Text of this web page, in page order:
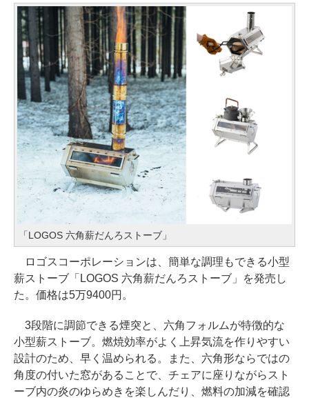
「LOGOS 六角薪だんろストーブ」
ロゴスコーポレーションは、簡単な調理もできる小型
薪ストーブ「LOGOS 六角薪だんろストーブ」を発売し
た。価格は5万9400円。
3段階に調節できる煙突と、六角フォルムが特徴的な
小型薪ストーブ。燃焼効率がよく上昇気流を作りやすい
設計のため、早く温められる。また、六角形ならではの
角度の付いた窓があることで、チェアに座りながらスト
ーブ内の炎のゆらめきを楽しんだり、燃料の加減を確認